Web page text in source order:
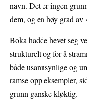
navn. Det er ingen
dem, og en høy grad
Boka hadde hevet seg
strukturelt og for å
både usannsynlige og
ramse opp eksempler,
grunn ganske kløktig.